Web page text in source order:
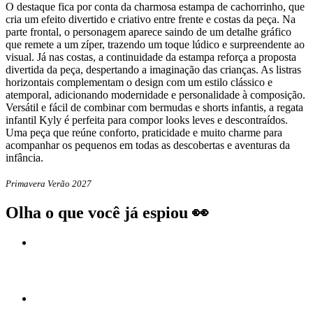
O destaque fica por conta da charmosa estampa de cachorrinho, que
cria um efeito divertido e criativo entre frente e costas da peça. Na
parte frontal, o personagem aparece saindo de um detalhe gráfico
que remete a um zíper, trazendo um toque lúdico e surpreendente ao
visual. Já nas costas, a continuidade da estampa reforça a proposta
divertida da peça, despertando a imaginação das crianças. As listras
horizontais complementam o design com um estilo clássico e
atemporal, adicionando modernidade e personalidade à composição.
Versátil e fácil de combinar com bermudas e shorts infantis, a regata
infantil Kyly é perfeita para compor looks leves e descontraídos.
Uma peça que reúne conforto, praticidade e muito charme para
acompanhar os pequenos em todas as descobertas e aventuras da
infância.
Primavera Verão 2027
Olha o que você já espiou 👀